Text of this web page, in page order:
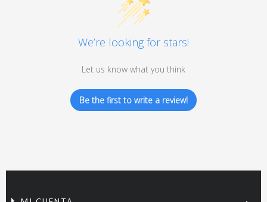
We’re looking for stars!
Let us know what you think
Be the first to write a review!